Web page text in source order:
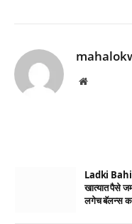
Website
Ladki
खात्यात पैसे
लगेच बॅलन्स